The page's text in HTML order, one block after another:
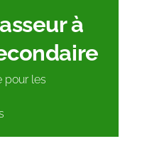
à
pour les